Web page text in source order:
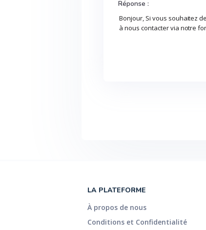
Réponse :
Bonjour, Si vous souhaitez
à nous contacter via notre
LA PLATEFORME
À propos de nous
Conditions et Confidentialité